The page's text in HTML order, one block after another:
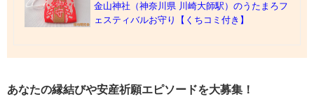
金山神社（神奈川県 川崎大師駅）のうたまろフ
ェスティバルお守り【くちコミ付き】
あなたの縁結びや安産祈願エピソードを大募集！